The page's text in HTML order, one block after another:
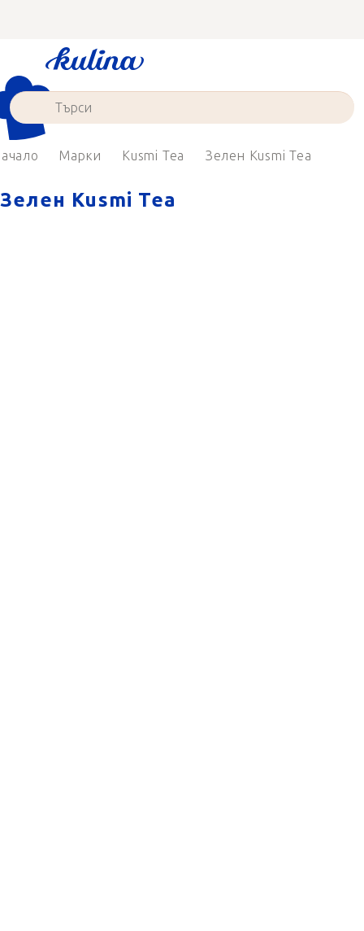
съдържанието
Марки Kusmi Tea Зелен Kusmi Tea
Зелен Kusmi Tea